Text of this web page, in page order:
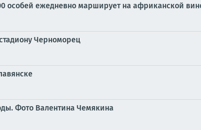
особей ежедневно марширует на африканской
Черноморец
Фото Валентина Чемякина